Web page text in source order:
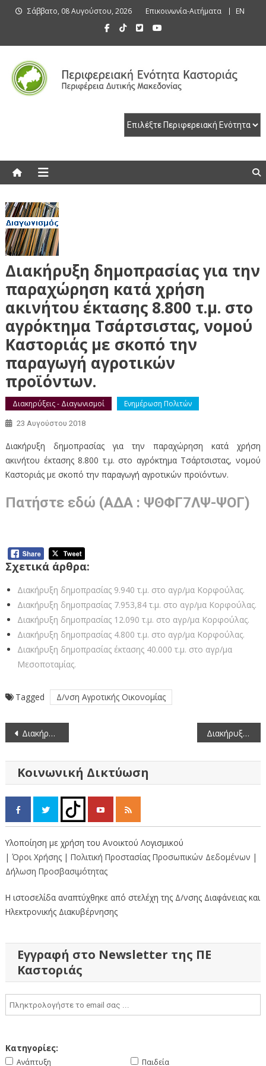
Σάββατο, 08 Αυγούστου, 2026 Επικοινωνία-Αιτήματα EN
Διακήρυξη δημοπρασίας για την
παραχώρηση κατά χρήση
ακινήτου έκτασης 8.800 τ.µ. στο
αγρόκτημα Τσάρτσιστας, νομού
Καστοριάς µε σκοπό την
παραγωγή αγροτικών
προϊόντων.
Διακηρύξεις - Διαγωνισμοί Ενημέρωση Πολιτών
23 Αυγούστου 2018
Διακήρυξη δημοπρασίας για την παραχώρηση κατά χρήση
ακινήτου έκτασης 8.800 τ.µ. στο αγρόκτημα Τσάρτσιστας, νομού
Καστοριάς µε σκοπό την παραγωγή αγροτικών προϊόντων.
Πατήστε εδώ (ΑΔΑ : ΨΘΦΓ7ΛΨ-ΨΟΓ)
Σχετικά άρθρα:
Διακήρυξη δημοπρασίας 9.940 τ.μ. στο αγρ/μα Κορφούλας.
Διακήρυξη δημοπρασίας 7.953,84 τ.μ. στο αγρ/μα Κορφούλας.
Διακήρυξη δημοπρασίας 12.090 τ.μ. στο αγρ/μα Κορφούλας.
Διακήρυξη δημοπρασίας 4.800 τ.μ. στο αγρ/μα Κορφούλας.
Διακήρυξη δημοπρασίας έκτασης 40.000 τ.μ. στο αγρ/μα
Μεσοποταμίας.
Tagged Δ/νση Αγροτικής Οικονομίας
Πλοήγηση
Διακήρυξη δημοπρασίας για την παραχώρηση κατά χρήση ακινήτου έκτασης 29.300 τ.µ. στο αγρόκτημα Τσάρτσιστας, νομού Καστοριάς µε σκοπό την παραγωγή αγροτικών προϊόντων. Διακήρυξη δημοπρασίας για την παραχώρηση κατά χρήση ακινήτου έκτασης 19.100 τ.µ. στο αγρόκτημα Τσάρτσιστας, νομού Καστοριάς µε σκοπό την παραγωγή αγροτικών προϊόντων.
Κοινωνική Δικτύωση
Υλοποίηση με χρήση του Ανοικτού Λογισμικού
| Όροι Χρήσης | Πολιτική Προστασίας Προσωπικών Δεδομένων |
Δήλωση Προσβασιμότητας
Η ιστοσελίδα αναπτύχθηκε από στελέχη της Δ/νσης Διαφάνειας και
Ηλεκτρονικής Διακυβέρνησης
Εγγραφή στο Newsletter της ΠΕ
Καστοριάς
Κατηγορίες:
Ανάπτυξη
Παιδεία